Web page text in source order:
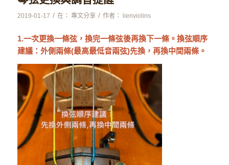
2019-01-17 / 在： 專文分享 / 作者： lienviolins
1.一次更換一條弦，換完一條弦後再換下一條。換弦順序
建議：外側兩條(最高最低音兩弦)先換，再換中間兩條。